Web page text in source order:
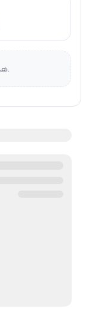
هنوز نظری برای این محصول ثبت نشده است.